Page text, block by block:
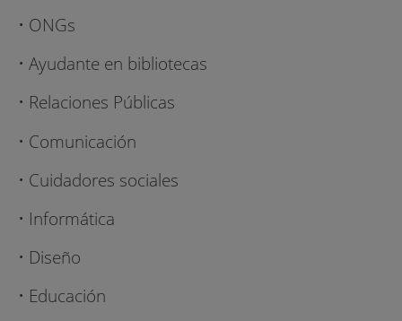
• ONGs
• Ayudante en bibliotecas
• Relaciones Públicas
• Comunicación
• Cuidadores sociales
• Informática
• Diseño
• Educación